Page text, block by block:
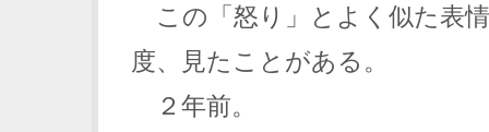
この「怒り」とよく似た表
度、見たことがある。
２年前。